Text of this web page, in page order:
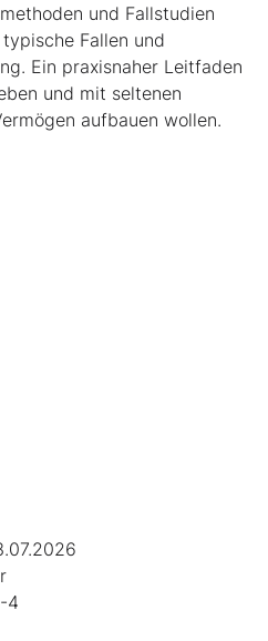
und Fallstudien
Fallen und
Ein praxisnaher Leitfaden
und mit seltenen
aufbauen wollen.
4